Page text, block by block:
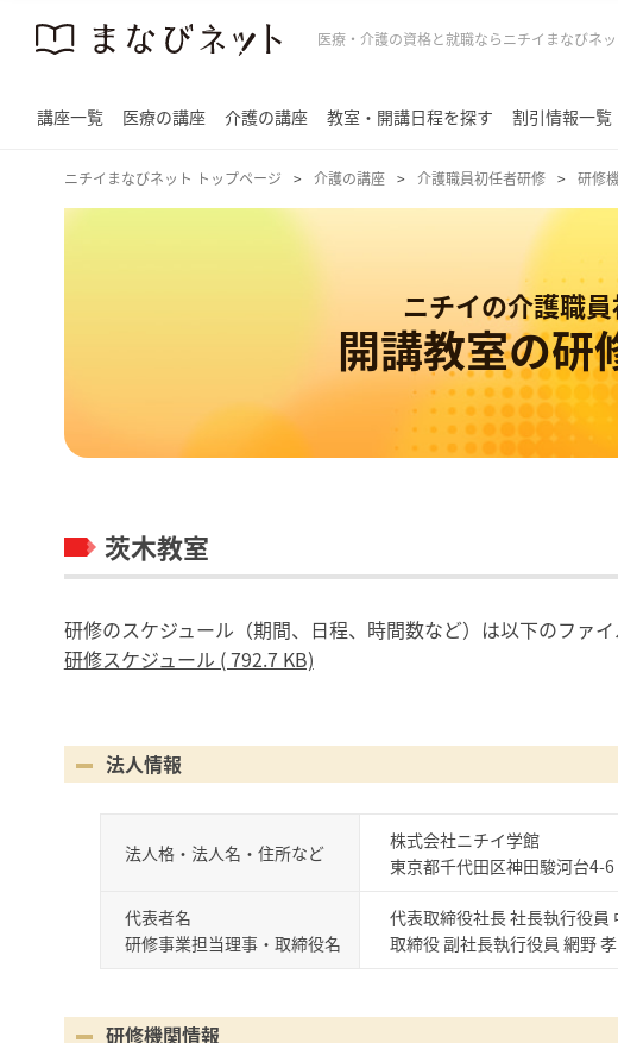
医療・介護の資格と就職ならニチイまなびネ
講座一覧 医療の講座 介護の講座 教室・開講日程を探す 割引情報一覧
ニチイまなびネット トップページ 介護の講座 介護職員初任者研修 研修
ニチイの介護職
開講教室の研
茨木教室
研修のスケジュール（期間、日程、時間数など）は以下のファイ
研修スケジュール ( 792.7 KB)
法人情報
法人格・法人名・住所など
株式会社ニチイ学館
東京都千代田区神田駿河台4-6
代表者名
研修事業担当理事・取締役名
代表取締役社長 社長執行役員
取締役 副社長執行役員 網野 孝
研修機関情報